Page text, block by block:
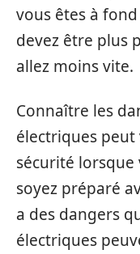
vous êtes à
devez être plus
allez moins vite.
Connaître les
électriques
sécurité lorsque
soyez préparé
a des dangers
électriques